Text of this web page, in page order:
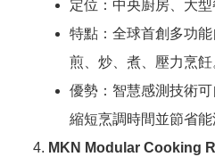
定位：中央廚房、大型
特點：全球首創多功
煎、炒、煮、壓力烹飪
優勢：智慧感測技術
縮短烹調時間並節省能
MKN Modular Cooking